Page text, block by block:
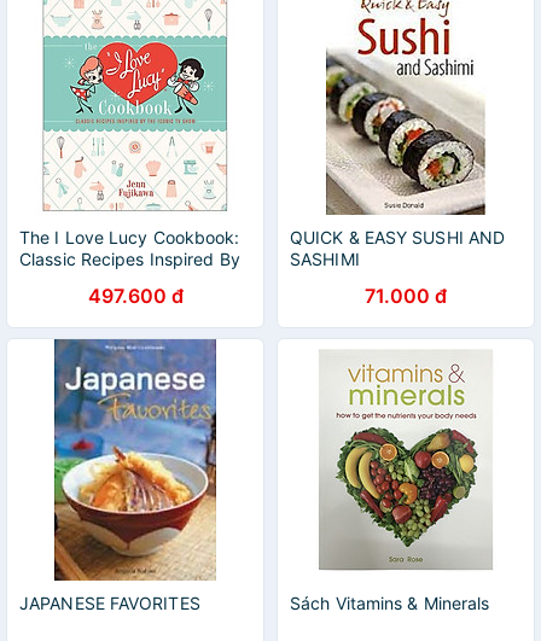
The I Love Lucy Cookbook:
Classic Recipes Inspired By
497.600 đ
QUICK & EASY SUSHI AND
SASHIMI
71.000 đ
JAPANESE FAVORITES Sách Vitamins & Minerals